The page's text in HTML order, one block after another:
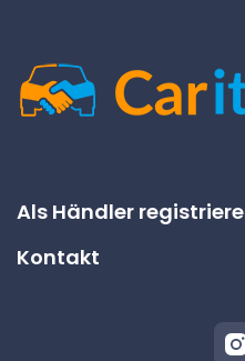
Als Händler
Kontakt